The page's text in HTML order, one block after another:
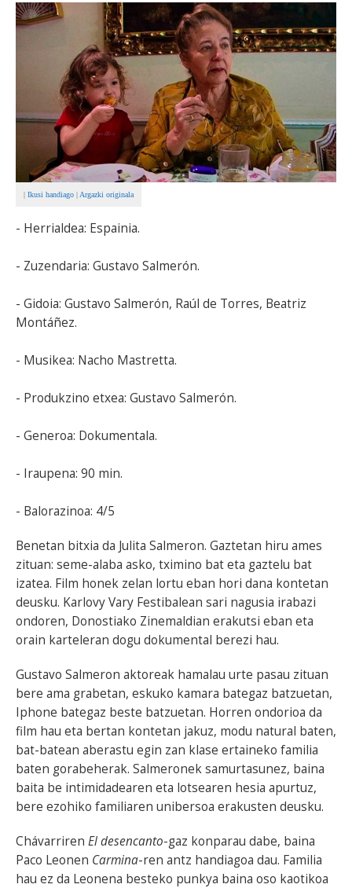
BEREZIAK
ARGAZKIAK
... AUKERA GEHIAGO
| Ikusi handiago |Argazki originala
- Herrialdea: Espainia.
- Zuzendaria: Gustavo Salmerón.
- Gidoia: Gustavo Salmerón, Raúl de Torres, Beatriz
Montáñez.
- Musikea: Nacho Mastretta.
- Produkzino etxea: Gustavo Salmerón.
- Generoa: Dokumentala.
- Iraupena: 90 min.
- Balorazinoa: 4/5
Benetan bitxia da Julita Salmeron. Gaztetan hiru ames
zituan: seme-alaba asko, tximino bat eta gaztelu bat
izatea. Film honek zelan lortu eban hori dana kontetan
deusku. Karlovy Vary Festibalean sari nagusia irabazi
ondoren, Donostiako Zinemaldian erakutsi eban eta
orain karteleran dogu dokumental berezi hau.
Gustavo Salmeron aktoreak hamalau urte pasau zituan
bere ama grabetan, eskuko kamara bategaz batzuetan,
Iphone bategaz beste batzuetan. Horren ondorioa da
film hau eta bertan kontetan jakuz, modu natural baten,
bat-batean aberastu egin zan klase ertaineko familia
baten gorabeherak. Salmeronek samurtasunez, baina
baita be intimidadearen eta lotsearen hesia apurtuz,
bere ezohiko familiaren unibersoa erakusten deusku.
Chávarriren El desencanto-gaz konparau dabe, baina
Paco Leonen Carmina-ren antz handiagoa dau. Familia
hau ez da Leonena besteko punkya baina oso kaotikoa